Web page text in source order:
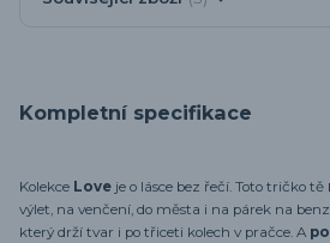
Kompletní specifikace
Kolekce Love je o lásce bez řečí. Toto tričko tě
výlet, na venčení, do města i na párek na
který drží tvar i po třiceti kolech v pračce. A